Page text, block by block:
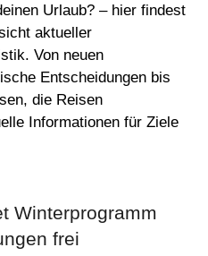
Urlaub? – hier findest
aktueller
Von neuen
Entscheidungen bis
die Reisen
Informationen für Ziele
Winterprogramm
frei